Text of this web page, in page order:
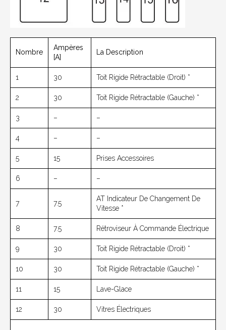
Nombre
Ampères
[A]
La Description
1 30 Toit Rigide Rétractable (droit) *
2 30 Toit Rigide Rétractable (gauche) *
3 – –
4 – –
5 15 Prises Accessoires
6 – –
7 7.5
AT Indicateur De Changement De
Vitesse *
8 7.5 Rétroviseur À Commande Électrique
9 30 Toit Rigide Rétractable (droit) *
10 30 Toit Rigide Rétractable (gauche) *
11 15 Lave-Glace
12 30 Vitres Électriques